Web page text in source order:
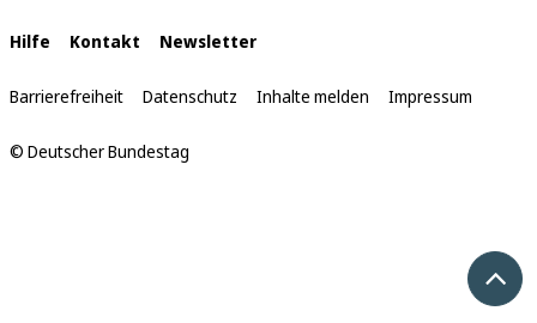
Interne
Links
Hilfe Kontakt Newsletter
Barrierefreiheit Datenschutz Inhalte melden Impressum
© Deutscher Bundestag